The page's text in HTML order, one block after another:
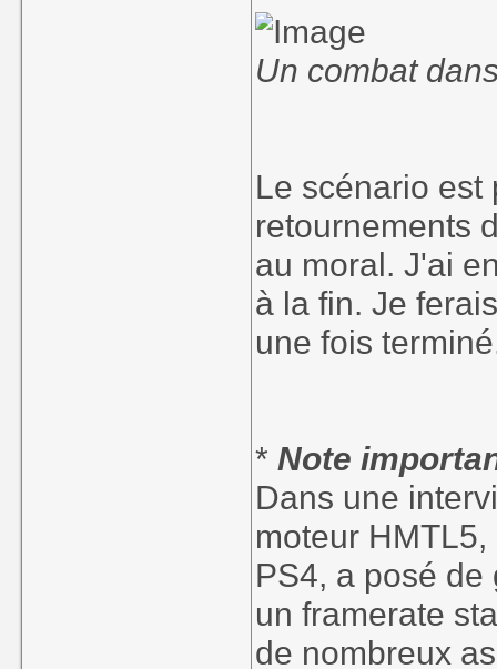
Un combat
Le scénario est
retournements
au moral. J'ai
à la fin. Je
une fois
*Note
Dans une
moteur
PS4, a posé
un framerate
de nombreux